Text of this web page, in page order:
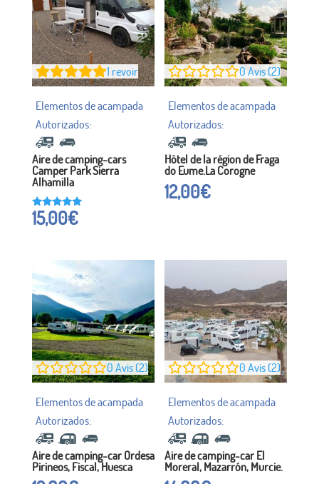
1 revoir
Aire de camping-cars
Camper Park Sierra
Alhamilla
Noté à
5h00
15,00€
0 Avis (2)
Hôtel de la région de Fraga
do Eume.La Corogne
12,00€
0 Avis (2)
Aire de camping-car Ordesa
Pirineos, Fiscal, Huesca
0 Avis (2)
Aire de camping-car El
Moreral, Mazarrón, Murcie.